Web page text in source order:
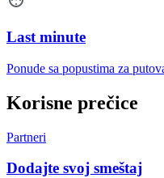
Last minute
Ponude sa popustima za
Korisne prečice
Partneri
Dodajte svoj smeštaj